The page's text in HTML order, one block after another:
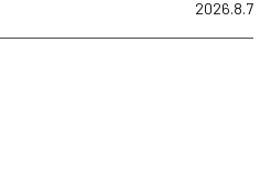
2026.8.7